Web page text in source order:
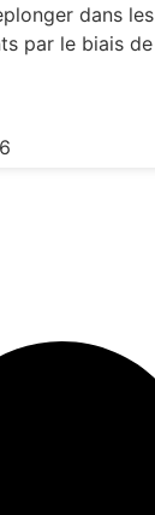
dans les
par le biais de